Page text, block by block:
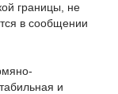
границы, не
в сообщении
и